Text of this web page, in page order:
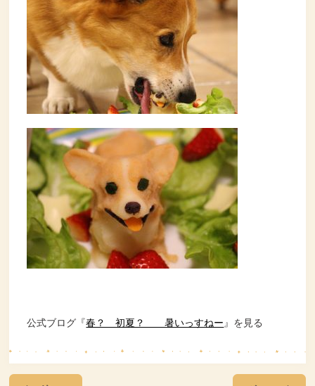
公式ブログ『春？ 初夏？ 暑いっすねー 』を見る